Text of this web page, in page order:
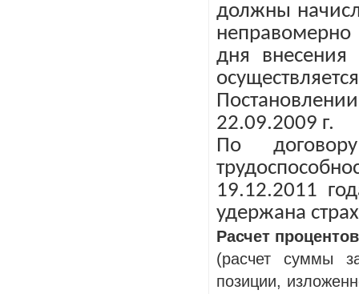
должны
дня внесения
22.09.2009 г.
По
19.12.2011
удержана
Расчет
(расчет суммы
позиции,